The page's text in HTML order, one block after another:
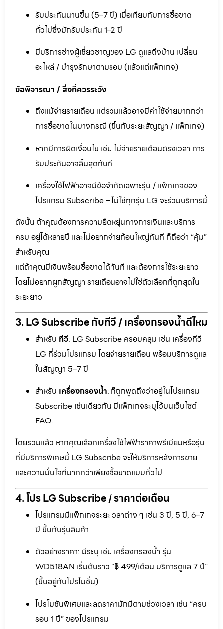
รับประกันนานขึ้น (5–7 ปี) เมื่อเทียบกับการซื้อขาด
ทั่วไปซึ่งมักรับประกัน 1–2 ปี
มีบริการช่างผู้เชี่ยวชาญของ LG ดูแลถึงบ้าน เปลี่ยน
อะไหล่ / บำรุงรักษาตามรอบ (แล้วแต่แพ็กเกจ)
ข้อพิจารณา / สิ่งที่ควรระวัง
ถึงแม้จ่ายรายเดือน แต่รวมแล้วอาจมีค่าใช้จ่ายมากกว่า
การซื้อขาดในบางกรณี (ขึ้นกับระยะสัญญา / แพ็กเกจ)
หากมีการผิดเงื่อนไข เช่น ไม่จ่ายรายเดือนตรงเวลา การ
รับประกันอาจสิ้นสุดทันที
เครื่องใช้ไฟฟ้าอาจมีข้อจำกัดเฉพาะรุ่น / แพ็กเกจของ
โปรแกรม Subscribe – ไม่ใช่ทุกรุ่น LG จะร่วมบริการนี้
ดังนั้น ถ้าคุณต้องการความยืดหยุ่นทางการเงินและบริการ
ครบ อยู่ได้หลายปี และไม่อยากจ่ายก้อนใหญ่ทันที ก็ถือว่า “คุ้ม”
สำหรับคุณ
แต่ถ้าคุณมีเงินพร้อมซื้อขาดได้ทันที และต้องการใช้ระยะยาว
โดยไม่อยากผูกสัญญา รายเดือนอาจไม่ใช่ตัวเลือกที่ถูกสุดใน
ระยะยาว
3. LG Subscribe กับทีวี / เครื่องกรองน้ำดีไหม
สำหรับ ทีวี: LG Subscribe ครอบคลุม เช่น เครื่องทีวี
LG ที่ร่วมโปรแกรม โดยจ่ายรายเดือน พร้อมบริการดูแล
ในสัญญา 5–7 ปี
สำหรับ เครื่องกรองน้ำ: ก็ถูกพูดถึงว่าอยู่ในโปรแกรม
Subscribe เช่นเดียวกัน มีแพ็กเกจระบุไว้บนเว็บไซต์
FAQ.
โดยรวมแล้ว หากคุณเลือกเครื่องใช้ไฟฟ้าราคาพรีเมียมหรือรุ่น
ที่มีบริการพิเศษนี้ LG Subscribe จะให้บริการหลังการขาย
และความมั่นใจที่มากกว่าเพียงซื้อขาดแบบทั่วไป
4. โปร LG Subscribe / ราคาต่อเดือน
โปรแกรมมีแพ็กเกจระยะเวลาต่าง ๆ เช่น 3 ปี, 5 ปี, 6–7
ปี ขึ้นกับรุ่นสินค้า
ตัวอย่างราคา: มีระบุ เช่น เครื่องกรองน้ำ รุ่น
WD518AN เริ่มต้นราว “฿ 499/เดือน บริการดูแล 7 ปี”
(ขึ้นอยู่กับโปรโมชั่น)
โปรโมชันพิเศษและลดราคามักมีตามช่วงเวลา เช่น “ครบ
รอบ 1 ปี” ของโปรแกรม